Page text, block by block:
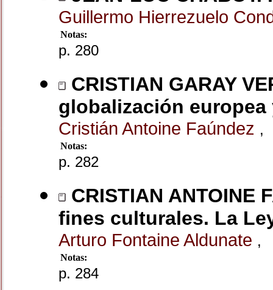
Guillermo Hierrezuelo
Notas:
p. 280
CRISTIAN GARAY
globalización
Cristián Antoine Faúndez ,
Notas:
p. 282
CRISTIAN
fines culturales. La
Arturo Fontaine Aldunate ,
Notas:
p. 284